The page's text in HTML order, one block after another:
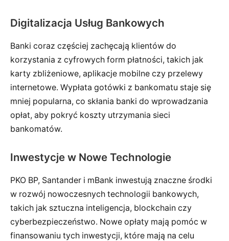
Digitalizacja Usług Bankowych
Banki coraz częściej zachęcają klientów do
korzystania z cyfrowych form płatności, takich jak
karty zbliżeniowe, aplikacje mobilne czy przelewy
internetowe. Wypłata gotówki z bankomatu staje się
mniej popularna, co skłania banki do wprowadzania
opłat, aby pokryć koszty utrzymania sieci
bankomatów.
Inwestycje w Nowe Technologie
PKO BP, Santander i mBank inwestują znaczne środki
w rozwój nowoczesnych technologii bankowych,
takich jak sztuczna inteligencja, blockchain czy
cyberbezpieczeństwo. Nowe opłaty mają pomóc w
finansowaniu tych inwestycji, które mają na celu